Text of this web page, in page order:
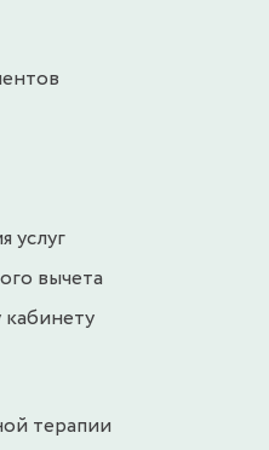
услуг
вычета
терапии